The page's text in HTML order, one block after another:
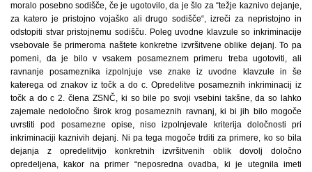
moralo posebno sodišče, če je ugotovilo, da je šlo za “težje kaznivo dejanje,
za katero je pristojno vojaško ali drugo sodišče“, izreči za nepristojno in
odstopiti stvar pristojnemu sodišču. Poleg uvodne klavzule so inkriminacije
vsebovale še primeroma naštete konkretne izvršitvene oblike dejanj. To pa
pomeni, da je bilo v vsakem posameznem primeru treba ugotoviti, ali
ravnanje posameznika izpolnjuje vse znake iz uvodne klavzule in še
katerega od znakov iz točk a do c. Opredelitve posameznih inkriminacij iz
točk a do c 2. člena ZSNČ, ki so bile po svoji vsebini takšne, da so lahko
zajemale nedoločno širok krog posameznih ravnanj, ki bi jih bilo mogoče
uvrstiti pod posamezne opise, niso izpolnjevale kriterija določnosti pri
inkriminaciji kaznivih dejanj. Ni pa tega mogoče trditi za primere, ko so bila
dejanja z opredelitvijo konkretnih izvršitvenih oblik dovolj določno
opredeljena, kakor na primer “neposredna ovadba, ki je utegnila imeti